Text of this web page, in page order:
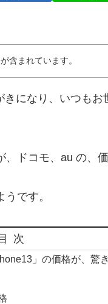
含まれています。
になり、いつも
ドコモ、au の、
です。
次
」の価格が、驚